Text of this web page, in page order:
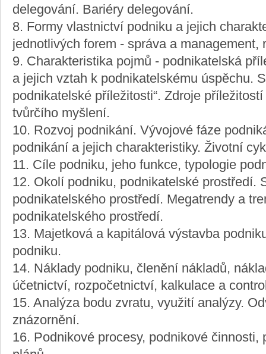
delegování. Bariéry delegování.
8. Formy vlastnictví podniku a jejich
jednotlivých forem - správa a management,
9. Charakteristika pojmů - podnikatelská
a jejich vztah k podnikatelskému úspěchu.
podnikatelské příležitosti“. Zdroje
tvůrčího myšlení.
10. Rozvoj podnikání. Vývojové fáze
podnikání a jejich charakteristiky. Životní
11. Cíle podniku, jeho funkce, typologie
12. Okolí podniku, podnikatelské prostředí.
podnikatelského prostředí. Megatrendy a
podnikatelského prostředí.
13. Majetková a kapitálová výstavba
podniku.
14. Náklady podniku, členění nákladů,
účetnictví, rozpočetnictví, kalkulace a
15. Analýza bodu zvratu, využití analýzy.
znázornění.
16. Podnikové procesy, podnikové